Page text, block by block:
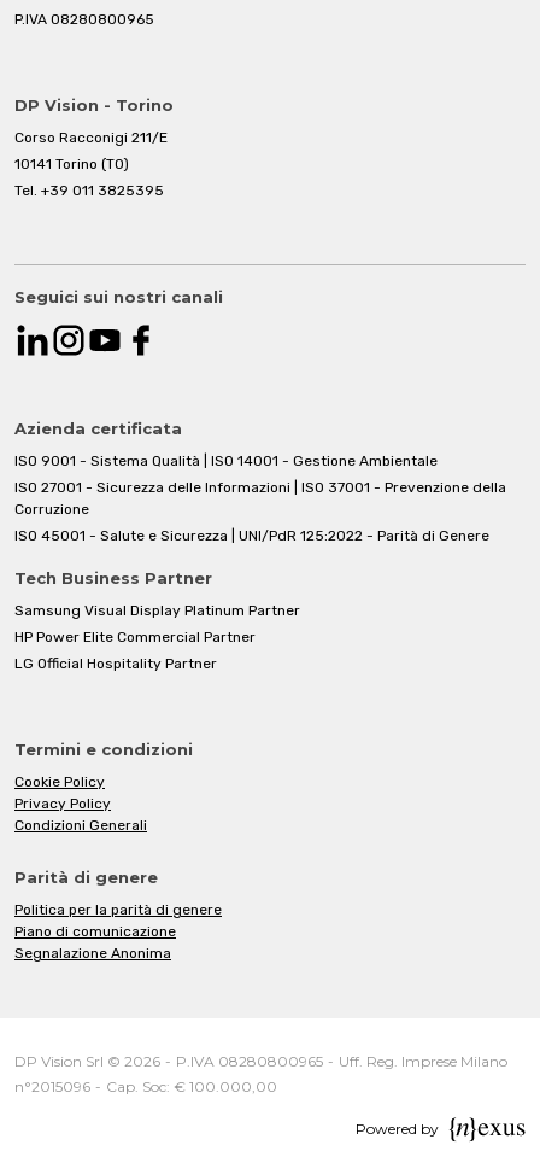
P.IVA 08280800965
DP Vision - Torino
Corso Racconigi 211/E
10141 Torino (TO)
Tel. +39 011 3825395
Azienda certificata
ISO 9001 - Sistema Qualità | ISO 14001 - Gestione Ambientale
ISO 27001 - Sicurezza delle Informazioni | ISO 37001 - Prevenzione della
Corruzione
ISO 45001 - Salute e Sicurezza | UNI/PdR 125:2022 - Parità di Genere
Tech Business Partner
Samsung Visual Display Platinum Partner
HP Power Elite Commercial Partner
LG Official Hospitality Partner
Seguici sui nostri canali
Termini e condizioni
Cookie Policy
Privacy Policy
Condizioni Generali
Parità di genere
Politica per la parità di genere
Piano di comunicazione
Segnalazione Anonima
DP Vision Srl © 2026 - P.IVA 08280800965 - Uff. Reg. Imprese Milano
n°2015096 - Cap. Soc: € 100.000,00
Powered by